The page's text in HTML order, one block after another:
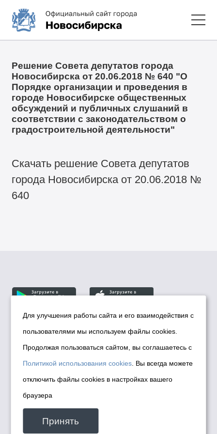
Решение Совета депутатов города
Новосибирска от 20.06.2018 № 640 "О
Порядке организации и проведения в
городе Новосибирске общественных
обсуждений и публичных слушаний в
соответствии с законодательством о
градостроительной деятельности"
Скачать решение Совета депутатов
города Новосибирска от 20.06.2018 №
640
© Департамент информационной политики мэрии
города Новосибирска, 2026
Политика использования Cookies
Политика по обработке персональных
данных в информационных системах
мэрии города Новосибирска
Техническая поддержка сайта -
malinchukvl@mail.ru
Для улучшения работы сайта и его взаимодействия с
пользователями мы используем файлы cookies.
Продолжая пользоваться сайтом, вы соглашаетесь с
Политикой использования cookies . Вы всегда можете
отключить файлы cookies в настройках вашего
браузера
Принять